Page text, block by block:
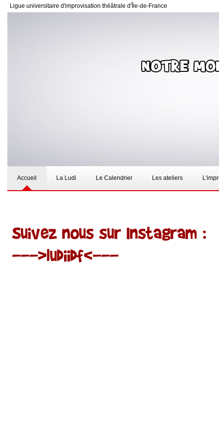
Ligue universitaire d'improvisation théâtrale d'Île-de-France
Accueil La Ludi Le Calendrier Les ateliers